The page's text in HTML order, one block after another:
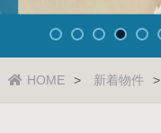
HOME 新着物件